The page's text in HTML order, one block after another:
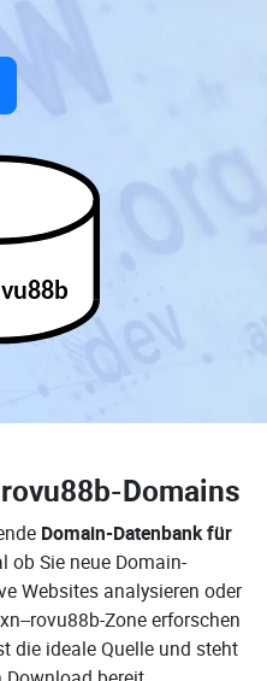
Domains
Domain-Datenbank für
ob Sie neue Domain-
Websites analysieren oder
rovu88b-Zone erforschen
die ideale Quelle und steht